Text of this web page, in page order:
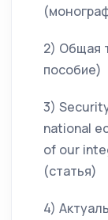
2) Общая
пособие)
3)
national
of our
(статья)
4)